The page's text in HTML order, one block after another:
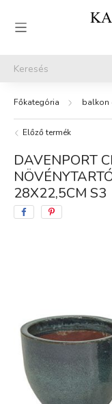
balkon
Előző termék
DAVENPORT
28X22,5CM S3